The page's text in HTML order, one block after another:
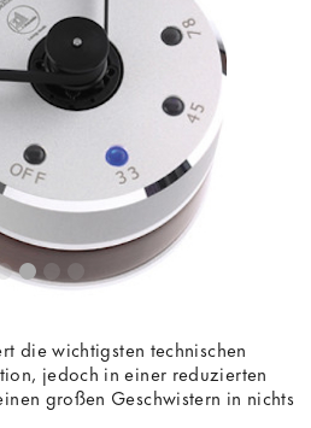
die wichtigsten technischen
jedoch in einer reduzierten
großen Geschwistern in nichts